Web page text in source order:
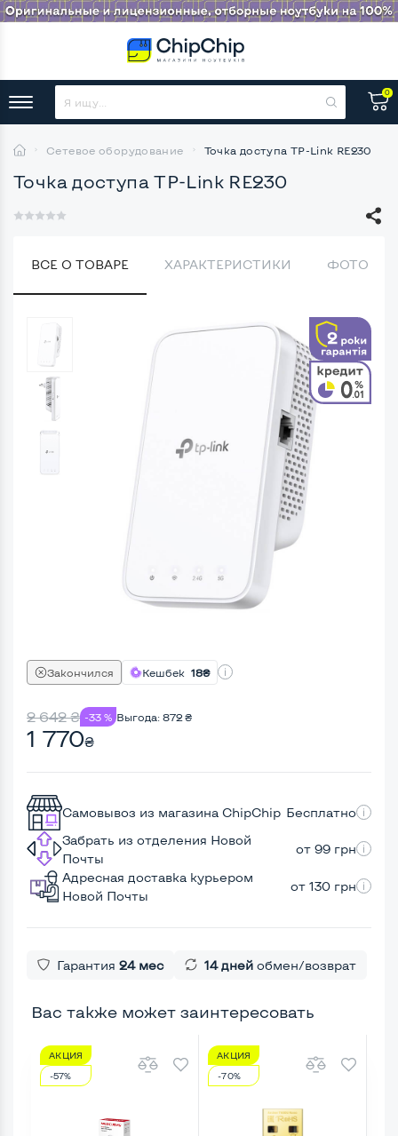
0
Сетевое оборудование Точка доступа TP-Link RE230
Точка доступа TP-Link RE230
ВСЕ О ТОВАРЕ ХАРАКТЕРИСТИКИ ФОТО
Закончился Кешбек 18₴
2 642₴ -33 % Выгода: 872 ₴
1 770₴
Самовывоз из магазина ChipChip Бесплатно
Забрать из отделения Новой
Почты
от 99 грн
Адресная доставка курьером
Новой Почты
от 130 грн
Гарантия 24 мес 14 дней обмен/возврат
Вас также может заинтересовать
АКЦИЯ
-57%
АКЦИЯ
-70%